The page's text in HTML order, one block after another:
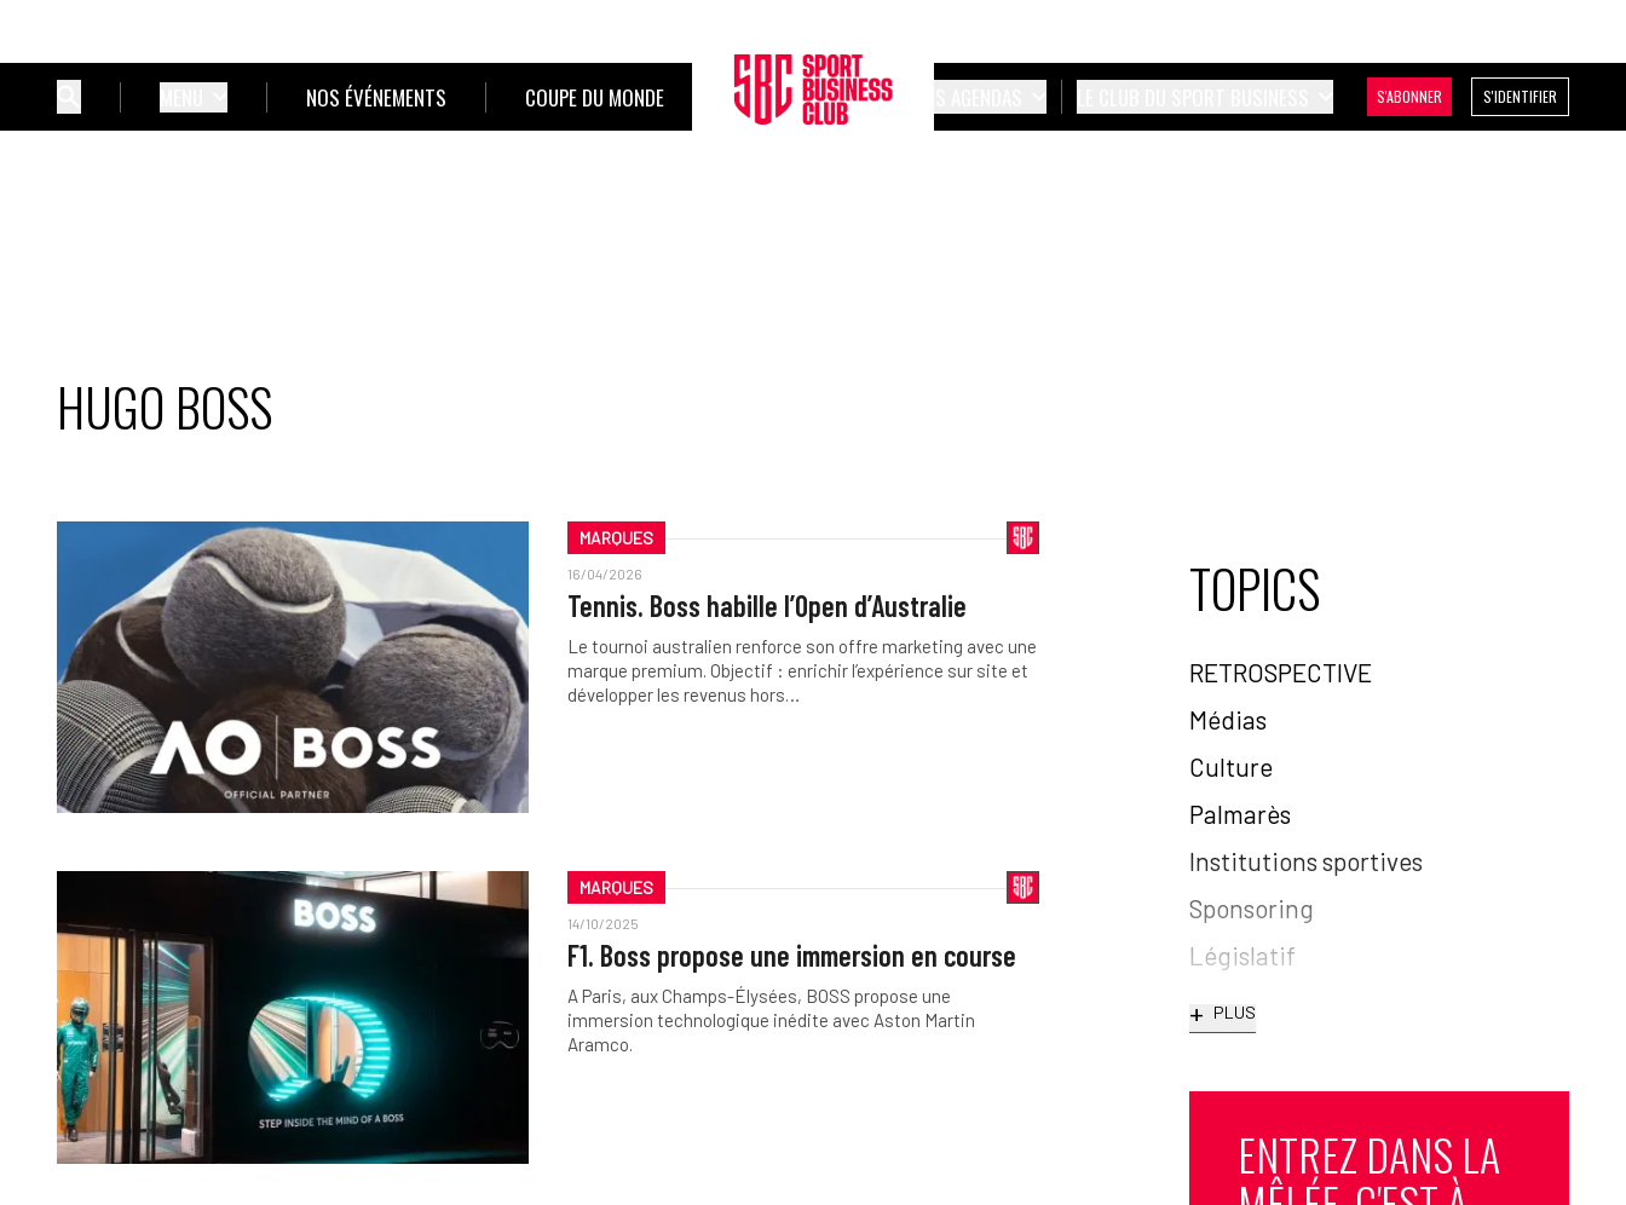
NOS ÉVÉNEMENTS COUPE DU MONDE S'ABONNER S'IDENTIFIER
HUGO BOSS
MARQUES
16/04/2026
Tennis. Boss habille l’Open d’Australie
Le tournoi australien renforce son offre marketing avec une
marque premium. Objectif : enrichir l’expérience sur site et
développer les revenus hors…
MARQUES
14/10/2025
F1. Boss propose une immersion en course
A Paris, aux Champs-Élysées, BOSS propose une
immersion technologique inédite avec Aston Martin
Aramco.
TOPICS
RETROSPECTIVE
Médias
Culture
Palmarès
Institutions sportives
Sponsoring
Législatif
+ PLUS
ENTREZ DANS LA